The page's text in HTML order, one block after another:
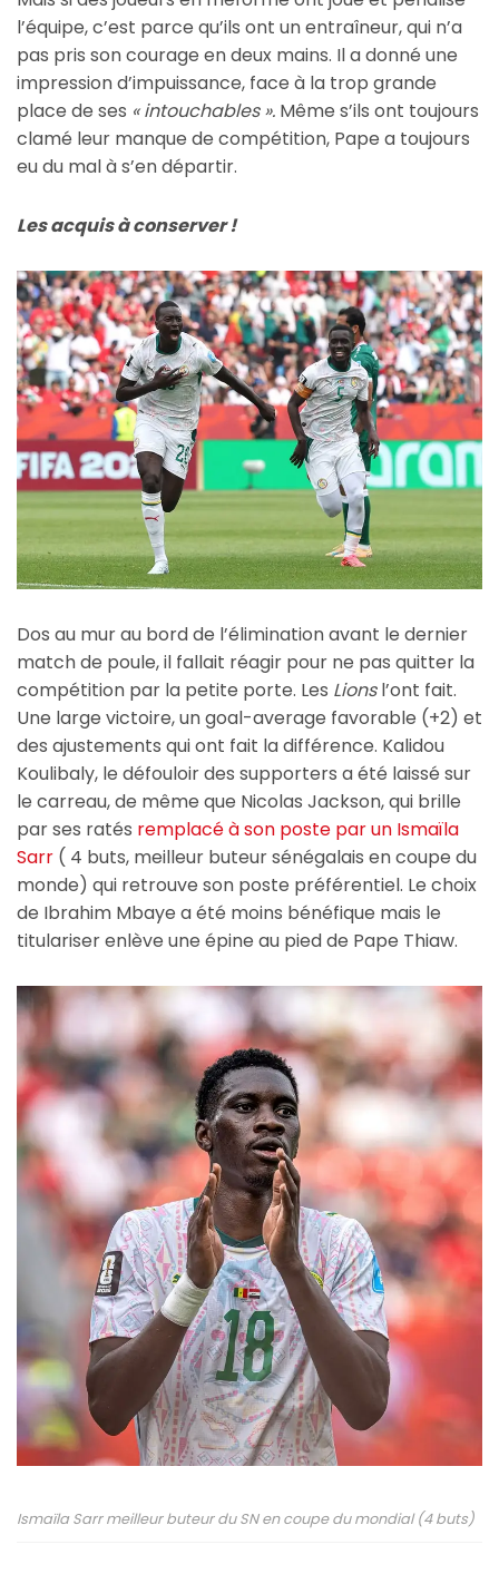
l’équipe, c’est parce qu’ils ont un entraîneur, qui n’a
pas pris son courage en deux mains. Il a donné une
impression d’impuissance, face à la trop grande
place de ses « intouchables ». Même s’ils ont toujours
clamé leur manque de compétition, Pape a toujours
eu du mal à s’en départir.
Les acquis à conserver !
Dos au mur au bord de l’élimination avant le dernier
match de poule, il fallait réagir pour ne pas quitter la
compétition par la petite porte. Les Lionsl’ont fait.
Une large victoire, un goal-average favorable (+2) et
des ajustements qui ont fait la différence. Kalidou
Koulibaly, le défouloir des supporters a été laissé sur
le carreau, de même que Nicolas Jackson, qui brille
par ses ratés remplacé à son poste par un Ismaïla
Sarr ( 4 buts, meilleur buteur sénégalais en coupe du
monde) qui retrouve son poste préférentiel. Le choix
de Ibrahim Mbaye a été moins bénéfique mais le
titulariser enlève une épine au pied de Pape Thiaw.
Ismaïla Sarr meilleur buteur du SN en coupe du mondial (4 buts)